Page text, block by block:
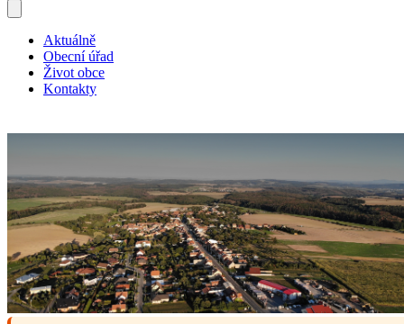
Aktuálně
Obecní úřad
Život obce
Kontakty